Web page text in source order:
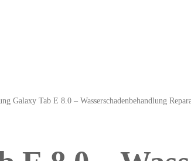
Galaxy Tab E 8.0 – Wasserschadenbehandlung